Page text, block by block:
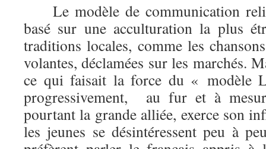
Le modèle de communication
basé sur une acculturation la plus
traditions locales, comme les
volantes, déclamées sur les marchés.
ce qui faisait la force du « modèle
progressivement, au fur et à
pourtant la grande alliée, exerce son
les jeunes se désintéressent peu à